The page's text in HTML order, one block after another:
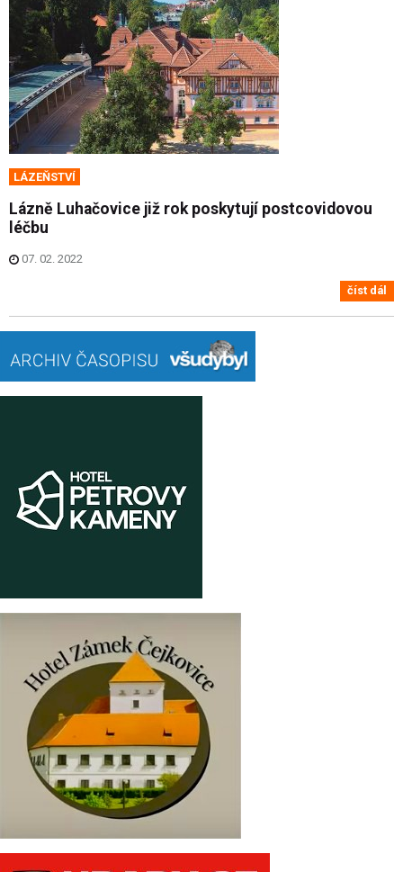
LÁZEŇSTVÍ
Lázně Luhačovice již rok poskytují postcovidovou
léčbu
07. 02. 2022
číst dál